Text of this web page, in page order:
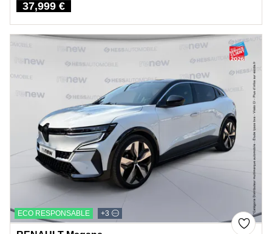
Price
37,999 €
ECO RESPONSABLE +3